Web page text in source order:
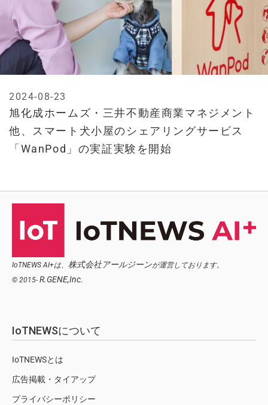
旭化成ホームズ・三井不動産商業マネジメント
他、スマート犬小屋のシェアリングサービス
「WanPod」の実証実験を開始
2024-08-23
IoTNEWS AI+は、 株式会社アールジーンが運営しております。
© 2015- R.GENE,Inc.
IoTNEWSについて
IoTNEWSとは
広告掲載・タイアップ
プライバシーポリシー